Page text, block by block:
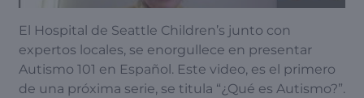
El Hospital de Seattle Children’s junto con
expertos locales, se enorgullece en presentar
Autismo 101 en Español. Este video, es el primero
de una próxima serie, se titula “¿Qué es Autismo?”.